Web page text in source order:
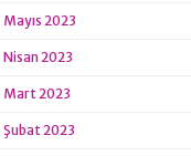
Mayıs 2023
Nisan 2023
Mart 2023
Şubat 2023